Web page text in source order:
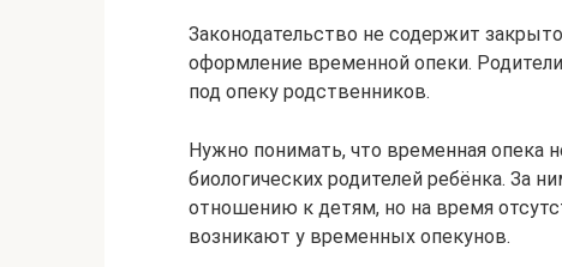
Законодательство не содержит
оформление временной опеки.
под опеку родственников.
Нужно понимать, что временная опека
биологических родителей ребёнка. За
отношению к детям, но на время
возникают у временных опекунов.